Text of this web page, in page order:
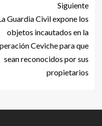
Siguiente
Guardia Civil expone los
objetos incautados en la
Ceviche para que
sean reconocidos por sus
propietarios